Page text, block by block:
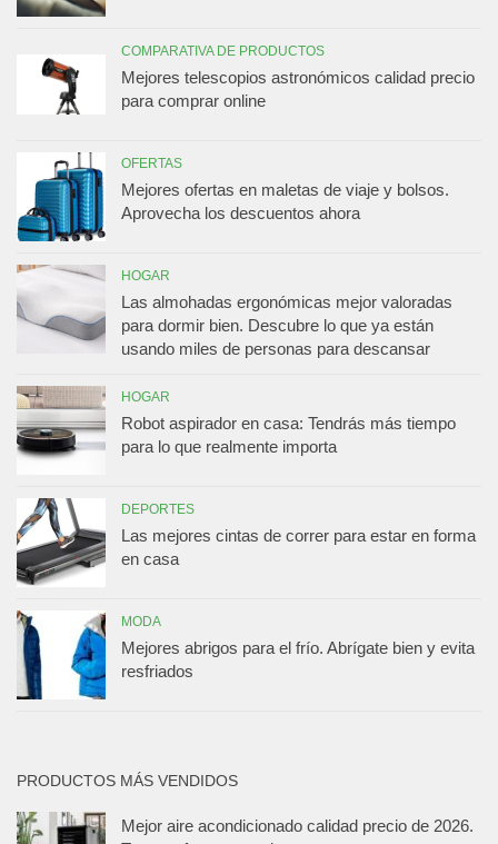
COMPARATIVA DE PRODUCTOS
Mejores telescopios astronómicos calidad precio
para comprar online
OFERTAS
Mejores ofertas en maletas de viaje y bolsos.
Aprovecha los descuentos ahora
HOGAR
Las almohadas ergonómicas mejor valoradas
para dormir bien. Descubre lo que ya están
usando miles de personas para descansar
HOGAR
Robot aspirador en casa: Tendrás más tiempo
para lo que realmente importa
DEPORTES
Las mejores cintas de correr para estar en forma
en casa
MODA
Mejores abrigos para el frío. Abrígate bien y evita
resfriados
PRODUCTOS MÁS VENDIDOS
Mejor aire acondicionado calidad precio de 2026.